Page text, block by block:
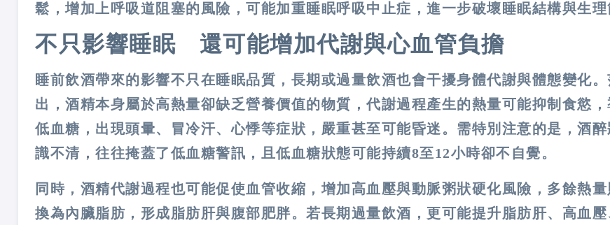
鬆，增加上呼吸道阻塞的風險，可能加重睡眠呼吸中止症 ，進一步破壞睡眠結構與生理
不只影響睡眠 還可能增加代謝與心血管負擔
睡前飲酒帶來的影響不只在睡眠品質，長期或過量飲酒也會干擾身體代謝與體態變化
出，酒精本身屬於高熱量卻缺乏營養價值的物質，代謝過程產生的熱量可能抑制食慾，
低血糖，出現頭暈、冒冷汗、心悸等症狀，嚴重甚至可能昏迷。需特別注意的是，酒
識不清，往往掩蓋了低血糖警訊，且低血糖狀態可能持續8至12小時卻不自覺。
同時，酒精代謝過程也可能促使血管收縮，增加高血壓與動脈粥狀硬化風險，多餘熱
換為內臟脂肪，形成脂肪肝與腹部肥胖。若長期過量飲酒，更可能提升脂肪肝、高血壓